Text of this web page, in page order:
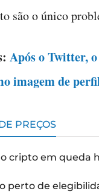
são o único
Após o Twitter,
imagem de
PREÇOS
cripto em queda
perto de